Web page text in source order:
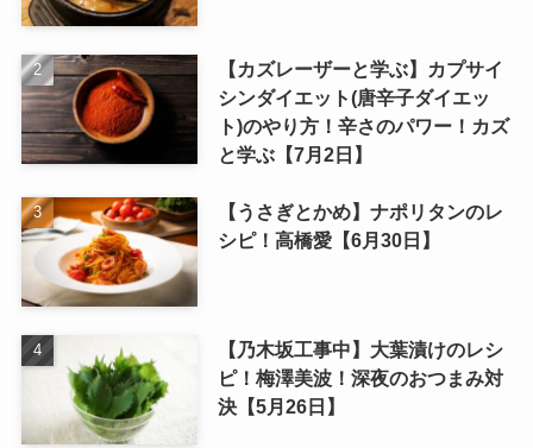
【カズレーザーと学ぶ】カプサイ
シンダイエット(唐辛子ダイエッ
ト)のやり方！辛さのパワー！カズ
と学ぶ【7月2日】
【うさぎとかめ】ナポリタンのレ
シピ！高橋愛【6月30日】
【乃木坂工事中】大葉漬けのレシ
ピ！梅澤美波！深夜のおつまみ対
決【5月26日】